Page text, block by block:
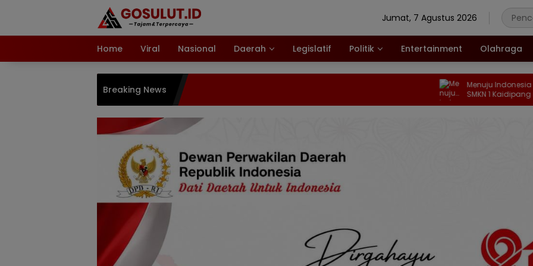
Jumat, 7 Agustus 2026
Home Viral Nasional Daerah Legislatif Politik Entertainment Olahraga
Breaking News
Menuju Indonesia Emas 2045,
SMKN 1 Kaidipang Dibekali Anti